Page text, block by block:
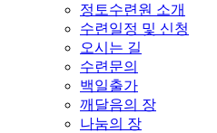
정토수련원 소개
수련일정 및 신청
오시는 길
수련문의
백일출가
깨달음의 장
나눔의 장